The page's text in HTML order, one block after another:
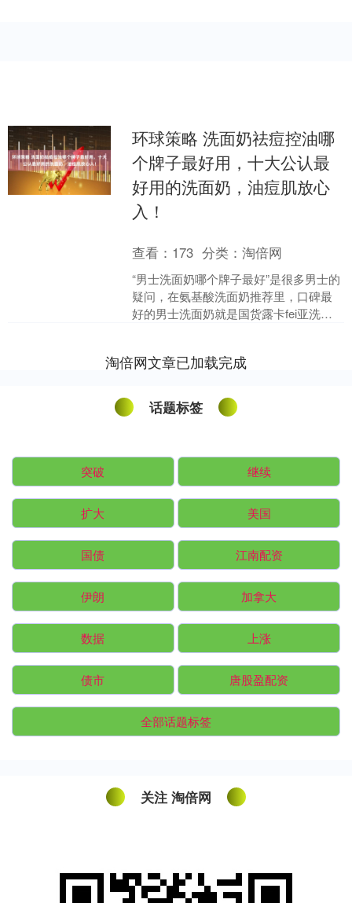
环球策略 洗面奶祛痘控油哪
个牌子最好用，十大公认最
好用的洗面奶，油痘肌放心
入！
查看： 173 分类：淘倍网
“男士洗面奶哪个牌子最好”是很多男士的
疑问，在氨基酸洗面奶推荐里，口碑最
好的男士洗面奶就是国货露卡fei亚洗面
淘倍网文章已加载完成
话题标签
突破 继续
扩大 美国
国债 江南配资
伊朗 加拿大
数据 上涨
债市 唐股盈配资
全部话题标签
关注 淘倍网